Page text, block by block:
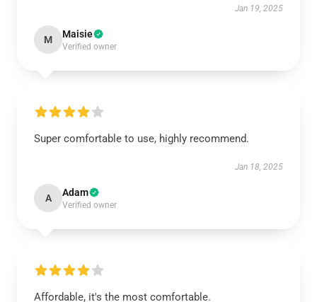
Jan 19, 2025
M Maisie
Verified owner
Super comfortable to use, highly recommend.
Jan 18, 2025
A Adam
Verified owner
Affordable, it's the most comfortable.